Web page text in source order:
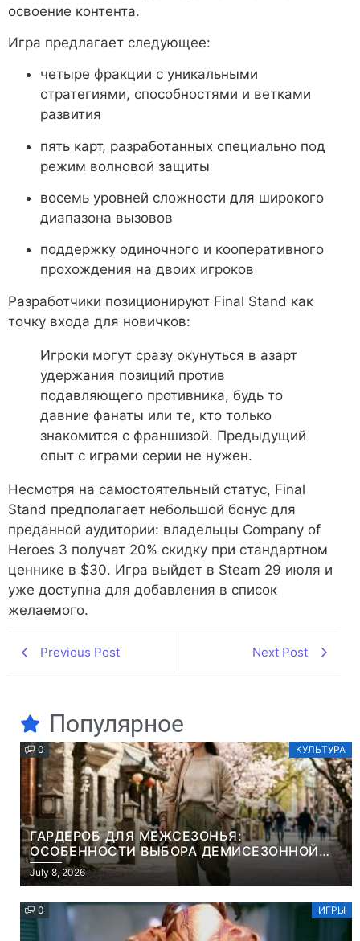
освоение контента.
Игра предлагает следующее:
четыре фракции с уникальными
стратегиями, способностями и ветками
развития
пять карт, разработанных специально под
режим волновой защиты
восемь уровней сложности для широкого
диапазона вызовов
поддержку одиночного и кооперативного
прохождения на двоих игроков
Разработчики позиционируют Final Stand как
точку входа для новичков:
Игроки могут сразу окунуться в азарт
удержания позиций против
подавляющего противника, будь то
давние фанаты или те, кто только
знакомится с франшизой. Предыдущий
опыт с играми серии не нужен.
Несмотря на самостоятельный статус, Final
Stand предполагает небольшой бонус для
преданной аудитории: владельцы Company of
Heroes 3 получат 20% скидку при стандартном
ценнике в $30. Игра выйдет в Steam 29 июля и
уже доступна для добавления в список
желаемого.
Previous Post Next Post
Популярное
0 КУЛЬТУРА
ГАРДЕРОБ ДЛЯ МЕЖСЕЗОНЬЯ:
ОСОБЕННОСТИ ВЫБОРА ДЕМИСЕЗОННОЙ
ПАРКИ И ЭЛЕГАНТНОГО ЖЕНСКОГО ПЛАЩА
July 8, 2026
0 ИГРЫ